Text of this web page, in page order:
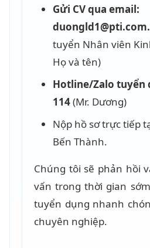
Gửi CV qua email:
tuyển Nhân viên
Họ và tên)
Hotline/Zalo tuyển
114(Mr. Dương)
Nộp hồ sơ trực tiếp
Bến Thành.
Chúng tôi sẽ phản hồi
vấn trong thời gian
tuyển dụng nhanh
chuyên nghiệp.